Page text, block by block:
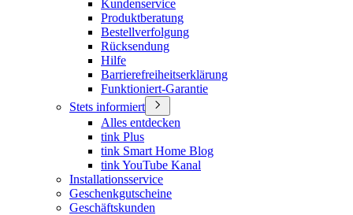
Kundenservice
Produktberatung
Bestellverfolgung
Rücksendung
Hilfe
Barrierefreiheitserklärung
Funktioniert-Garantie
Stets informiert
Alles entdecken
tink Plus
tink Smart Home Blog
tink YouTube Kanal
Installationsservice
Geschenkgutscheine
Geschäftskunden